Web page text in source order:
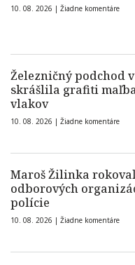
10. 08. 2026 | Žiadne komentáre
Železničný podchod v
skrášlila grafiti
vlakov
10. 08. 2026 | Žiadne komentáre
Maroš Žilinka
odborových
polície
10. 08. 2026 | Žiadne komentáre